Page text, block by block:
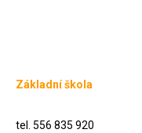
Základní škola
tel. 556 835 920